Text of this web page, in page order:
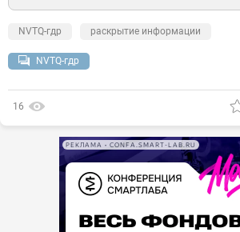
NVTQ-гдр раскрытие информации
NVTQ-гдр
16
РЕКЛАМА • CONFA.SMART-LAB.RU